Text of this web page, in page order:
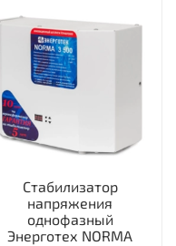
Стабилизатор
напряжения
однофазный
Энерготех NORMA